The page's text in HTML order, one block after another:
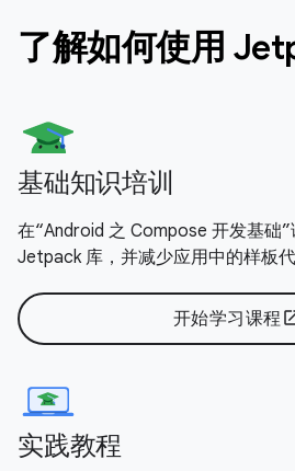
了解如何使用
基础知识培训
在“Android 之 Compose 开发基础
Jetpack 库，并减少应用中的样板
开始学习课程
实践教程